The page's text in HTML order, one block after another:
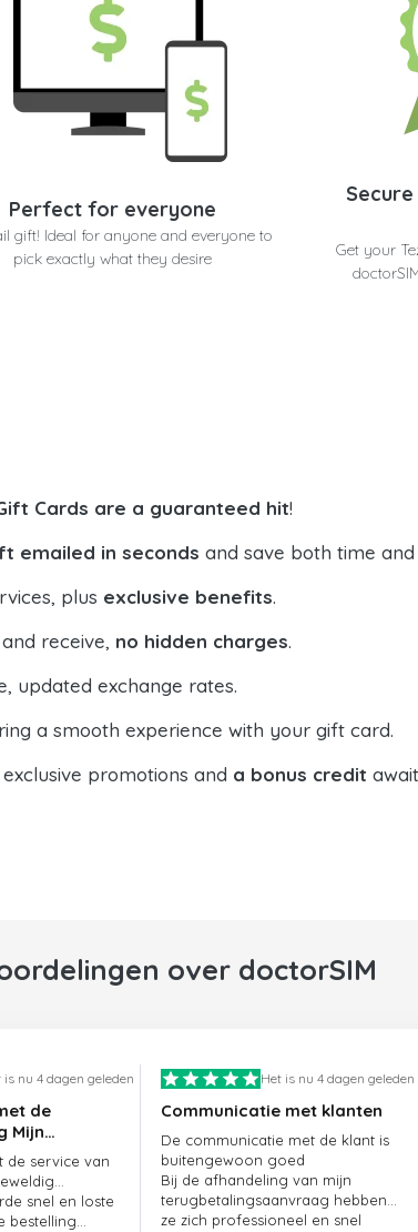
Perfect for everyone
gift! Ideal for anyone and everyone to
pick exactly what they desire
Get your
Cards are a guaranteed hit!
emailed in seconds and save both time
plus exclusive benefits.
receive, no hidden charges.
updated exchange rates.
a smooth experience with your gift card.
promotions and a bonus credit
over doctorSIM
is nu 4 dagen geleden
de
Mijn
van
geweldig.
de service van
snel en loste
bestelling
Het is nu 4 dagen geleden
Communicatie met klanten
De communicatie met de klant is
buitengewoon goed
Bij de afhandeling van mijn
terugbetalingsaanvraag hebben
ze zich professioneel en snel